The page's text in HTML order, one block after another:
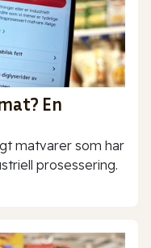
En
matvarer som har
prosessering.